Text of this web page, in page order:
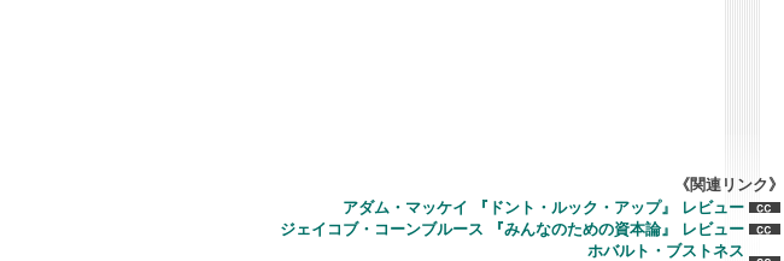
《関連リンク》
アダム・マッケイ 『ドント・ルック・アップ』 レビュー
ジェイコブ・コーンブルース 『みんなのための資本論』 レビュー
ホバルト・ブストネス